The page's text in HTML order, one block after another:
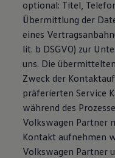
optional: Titel,
Übermittlung der
eines
lit. b DSGVO) zur
uns. Die
Zweck der
präferierten Service
während des
Volkswagen Partner
Kontakt aufnehmen
Volkswagen Partner